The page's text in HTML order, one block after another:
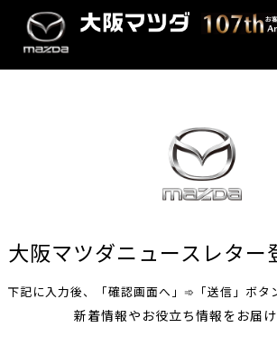
大阪マツダニュースレター
下記に入力後、「確認画面へ」➾「送信」ボタ
新着情報やお役立ち情報をお届け